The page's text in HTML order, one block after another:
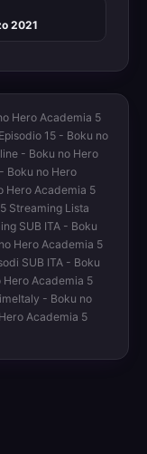
2021
Hero Academia 5
15 - Boku no
- Boku no Hero
Boku no Hero
Hero Academia 5
Streaming Lista
SUB ITA - Boku
Hero Academia 5
SUB ITA - Boku
Hero Academia 5
- Boku no
Academia 5